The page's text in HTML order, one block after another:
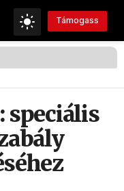
Támogass
speciális